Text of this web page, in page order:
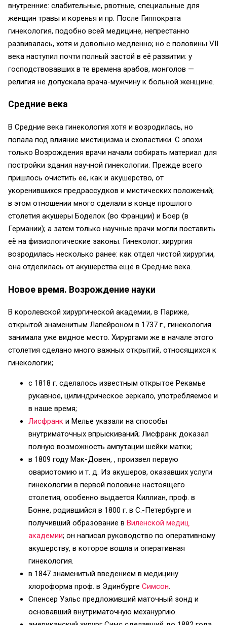
внутренние: слабительные, рвотные, специальные для
женщин травы и коренья и пр. После Гиппократа
гинекология, подобно всей медицине, непрестанно
развивалась, хотя и довольно медленно; но с половины VII
века наступил почти полный застой в её развитии: у
господствовавших в те времена арабов, монголов —
религия не допускала врача-мужчину к больной женщине.
Средние века
В Средние века гинекология хотя и возродилась, но
попала под влияние мистицизма и схоластики. С эпохи
только Возрождения врачи начали собирать материал для
постройки здания научной гинекологии. Прежде всего
пришлось очистить её, как и акушерство, от
укоренившихся предрассудков и мистических положений;
в этом отношении много сделали в конце прошлого
столетия акушеры Боделок (во Франции) и Боер (в
Германии); а затем только научные врачи могли поставить
её на физиологические законы. Гинеколог. хирургия
возродилась несколько ранее: как отдел чистой хирургии,
она отделилась от акушерства ещё в Средние века.
Новое время. Возрождение науки
В королевской хирургической академии, в Париже,
открытой знаменитым Лапейроном в 1737 г., гинекология
занимала уже видное место. Хирургами же в начале этого
столетия сделано много важных открытий, относящихся к
гинекологии;
с 1818 г. сделалось известным открытое Рекамье
рукавное, цилиндрическое зеркало, употребляемое и
в наше время;
Лисфранк и Мелье указали на способы
внутриматочных впрыскиваний; Лисфранк доказал
полную возможность ампутации шейки матки;
в 1809 году Мак-Довен, , произвел первую
овариотомию и т. д. Из акушеров, оказавших услуги
гинекологии в первой половине настоящего
столетия, особенно выдается Киллиан, проф. в
Бонне, родившийся в 1800 г. в С.-Петербурге и
получивший образование в Виленской медиц.
академии; он написал руководство по оперативному
акушерству, в которое вошла и оперативная
гинекология.
в 1847 знаменитый введением в медицину
хлороформа проф. в Эдинбурге Симсон.
Спенсер Уэльс предложивший маточный зонд и
основавший внутриматочную механургию.